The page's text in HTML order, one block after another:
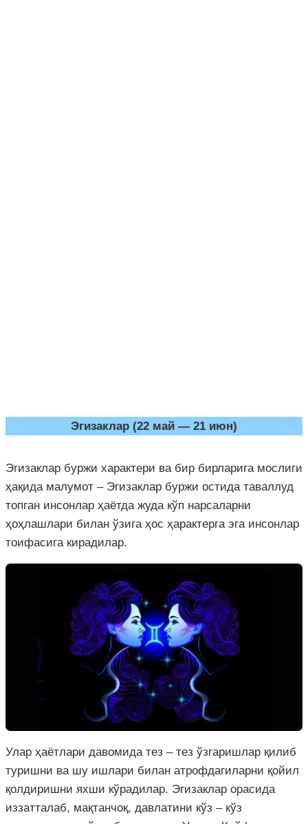
Эгизаклар (22 май — 21 июн)
Эгизаклар буржи характери ва бир бирларига мослиги
ҳақида малумот – Эгизаклар буржи остида таваллуд
топган инсонлар ҳаётда жуда кўп нарсаларни
ҳоҳлашлари билан ўзига ҳос ҳарактерга эга инсонлар
тоифасига кирадилар.
Улар ҳаётлари давомида тез – тез ўзгаришлар қилиб
туришни ва шу ишлари билан атрофдагиларни қойил
қолдиришни яхши кўрадилар. Эгизаклар орасида
иззатталаб, мақтанчоқ, давлатини кўз – кўз